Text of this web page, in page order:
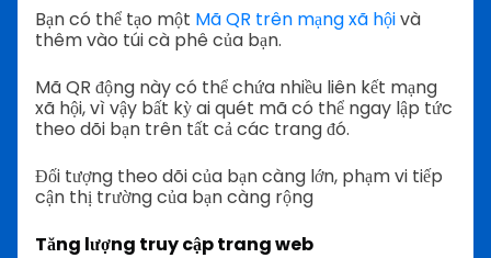
Bạn có thể tạo một Mã QR trên mạng xã hộivà
thêm vào túi cà phê của bạn.
Mã QR động này có thể chứa nhiều liên kết mạng
xã hội, vì vậy bất kỳ ai quét mã có thể ngay lập tức
theo dõi bạn trên tất cả các trang đó.
Đối tượng theo dõi của bạn càng lớn, phạm vi tiếp
cận thị trường của bạn càng rộng
Tăng lượng truy cập trang web